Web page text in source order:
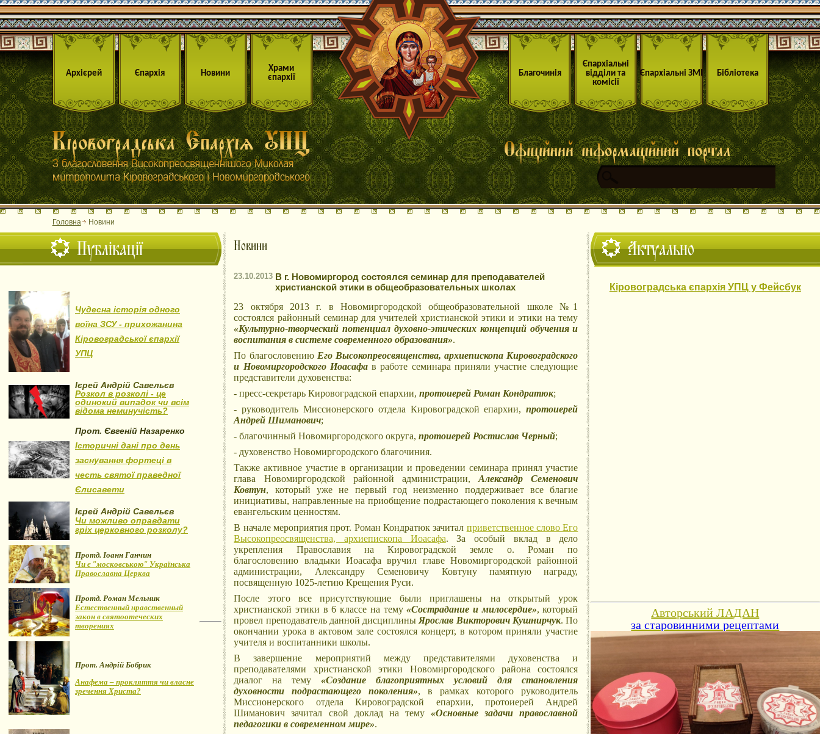
Архієрей Єпархія Новини
Храми
єпархії
Благочинія
Єпархіальні
відділи та
комісії
Єпархіальні ЗМІ Бібліотека
Головна Новини
Актуально
Кіровоградська єпархія УПЦ у Фейсбук
Авторський ЛАДАН
за старовинними рецептами
Публікації
Чудесна історія одного
воїна ЗСУ - прихожанина
Кіровоградської єпархії
УПЦ
Ієрей Андрій Савельєв
Розкол в розколі - це
одинокий випадок чи всім
відома неминучість?
Прот. Євгеній Назаренко
Історичні дані про день
заснування фортеці в
честь святої праведної
Єлисавети
Ієрей Андрій Савельєв
Чи можливо оправдати
гріх церковного розколу?
Протд. Іоанн Ганчин
Чи є "московською" Українська
Православна Церква
Протд. Роман Мельник
Естественный нравственный
закон в святоотеческих
творениях
Прот. Андрій Бобрик
Анафема – прокляття чи власне
зречення Христа?
Новини
23.10.2013 В г. Новомиргород состоялся семинар для преподавателей
христианской этики в общеобразовательных школах
23 октября 2013 г. в Новомиргородской общеобразовательной школе №1
состоялся районный семинар для учителей христианской этики и этики на тему
«Культурно-творческий потенциал духовно-этических концепций обучения и
воспитания в системе современного образования».
По благословению Его Высокопреосвященства, архиепископа Кировоградского
и Новомиргородского Иоасафав работе семинара приняли участие следующие
представители духовенства:
- пресс-секретарь Кировоградской епархии,протоиерей Роман Кондратюк;
- руководитель Миссионерского отдела Кировоградской епархии,протоиерей
Андрей Шиманович;
- благочинный Новомиргородского округа,протоиерей Ростислав Черный;
- духовенство Новомиргородского благочиния.
Также активное участие в организации и проведении семинара принял участие
глава Новомиргородской районной администрации,Александр Семенович
Ковтун, который уже не первый год неизменно поддерживает все благие
инициативы, направленные на приобщение подрастающего поколения к вечным
евангельским ценностям.
В начале мероприятия прот. Роман Кондратюк зачитал приветственное слово Его
Высокопреосвященства, архиепископа Иоасафа. За особый вклад в дело
укрепления Православия на Кировоградской земле о. Роман по
благословению владыки Иоасафа вручил главе Новомиргородской районной
администрации, Александру Семеновичу Ковтуну памятную награду,
посвященную 1025-летию Крещения Руси.
После этого все присутствующие были приглашены на открытый урок
христианской этики в 6 классе на тему«Сострадание и милосердие», который
провел преподаватель данной дисциплины Ярослав Викторович Кушнирчук. По
окончании урока в актовом зале состоялся концерт, в котором приняли участие
учителя и воспитанники школы.
В завершение мероприятий между представителями духовенства и
преподавателями христианской этики Новомиргородского района состоялся
диалог на тему«Создание благоприятных условий для становления
духовности подрастающего поколения», в рамках которого руководитель
Миссионерского отдела Кировоградской епархии, протоиерей Андрей
Шиманович зачитал свой доклад на тему«Основные задачи православной
педагогики в современном мире».